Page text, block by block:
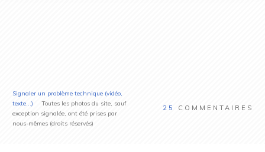
Signaler un problème technique (vidéo,
texte...)
Toutes les photos du site, sauf
exception signalée, ont été prises par
nous-mêmes (droits réservés)
25 COMMENTAIRES